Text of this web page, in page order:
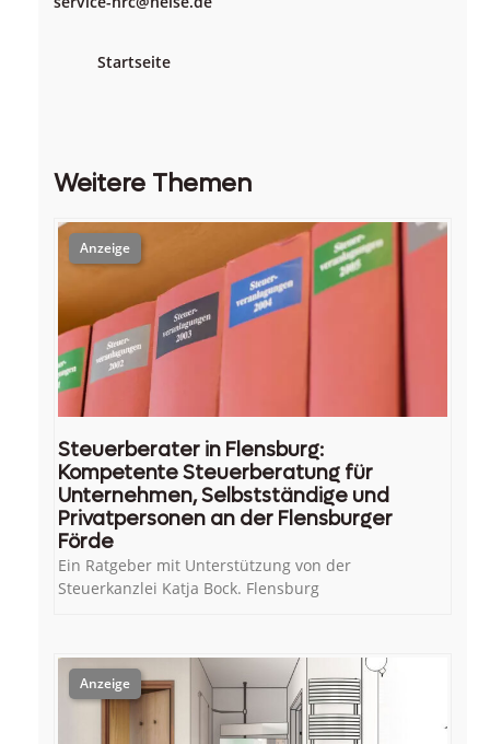
Startseite
Weitere Themen
Steuerberater in Flensburg:
Kompetente Steuerberatung für
Unternehmen, Selbstständige und
Privatpersonen an der Flensburger
Förde
Ein Ratgeber mit Unterstützung von der
Steuerkanzlei Katja Bock. Flensburg